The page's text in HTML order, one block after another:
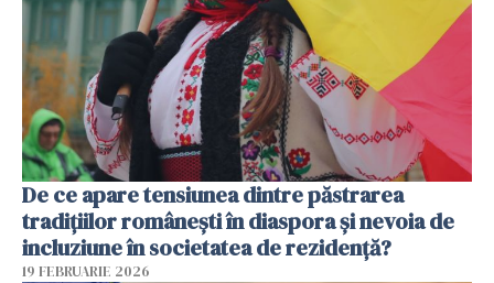
De ce apare tensiunea dintre păstrarea
tradițiilor românești în diaspora și nevoia de
incluziune în societatea de rezidență?
19 FEBRUARIE 2026